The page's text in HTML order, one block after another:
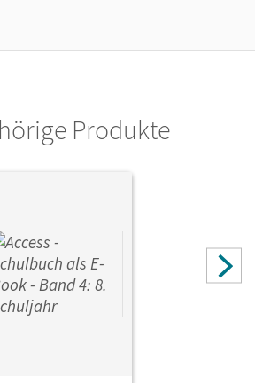
Produkte